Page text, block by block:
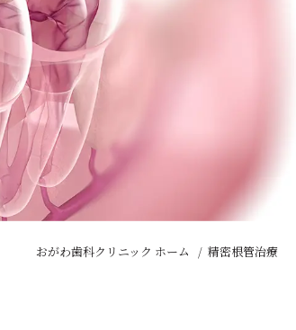
おがわ歯科クリニック ホーム 精密根管治療
予防処置
一般歯科